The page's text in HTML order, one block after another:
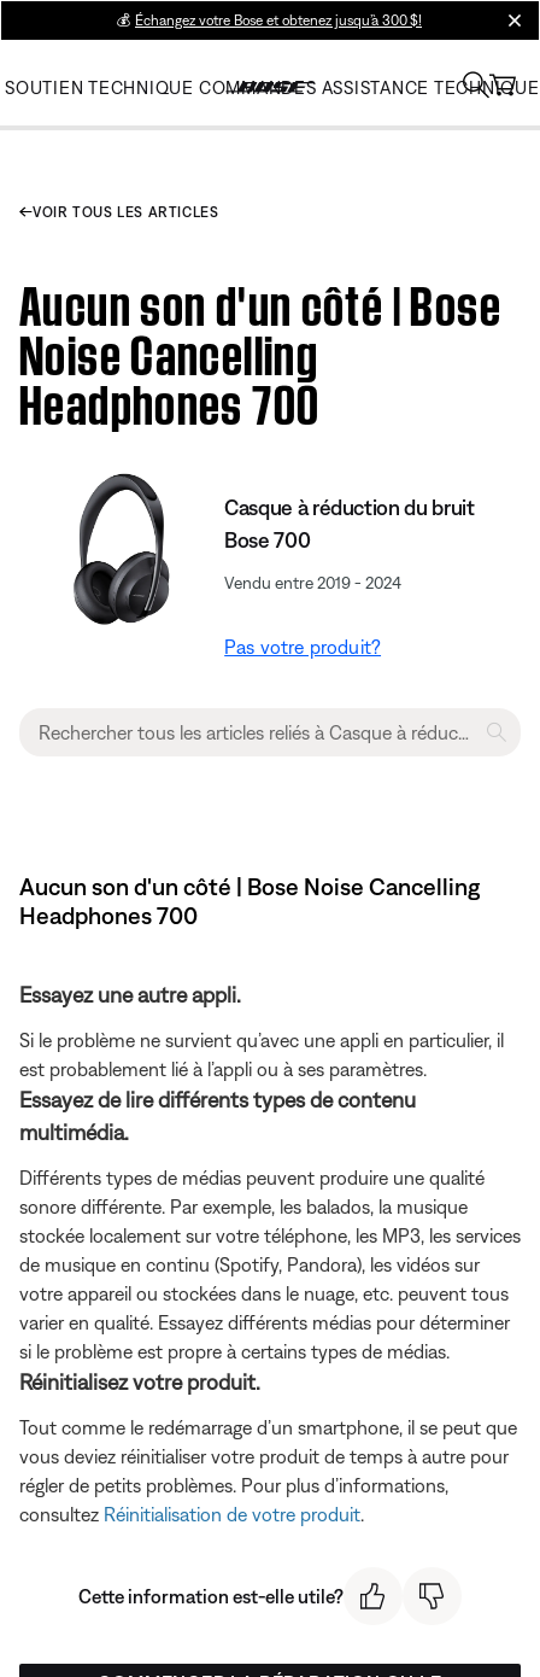
💰 Échangez votre Bose et obtenez jusqu’à 300 $!
SOUTIEN TECHNIQUE COMMANDES ASSISTANCE TECHNIQUE
VOIR TOUS LES ARTICLES
Aucun son d'un côté | Bose
Noise Cancelling
Headphones 700
Casque à réduction du bruit
Bose 700
Vendu entre 2019 - 2024
Pas votre produit?
Aucun son d'un côté | Bose Noise Cancelling
Headphones 700
Essayez une autre appli.
Si le problème ne survient qu’avec une appli en particulier, il
est probablement lié à l’appli ou à ses paramètres.
Essayez de lire différents types de contenu
multimédia.
Différents types de médias peuvent produire une qualité
sonore différente. Par exemple, les balados, la musique
stockée localement sur votre téléphone, les MP3, les services
de musique en continu (Spotify, Pandora), les vidéos sur
votre appareil ou stockées dans le nuage, etc. peuvent tous
varier en qualité. Essayez différents médias pour déterminer
si le problème est propre à certains types de médias.
Réinitialisez votre produit.
Tout comme le redémarrage d’un smartphone, il se peut que
vous deviez réinitialiser votre produit de temps à autre pour
régler de petits problèmes. Pour plus d’informations,
consultez Réinitialisation de votre produit
Cette information est-elle utile?